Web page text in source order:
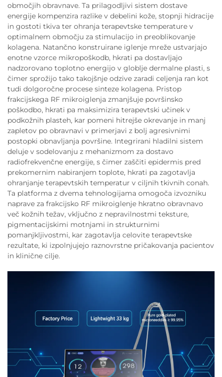
območjih obravnave. Ta prilagodljivi sistem dostave
energije kompenzira razlike v debelini kože, stopnji hidracije
in gostoti tkiva ter ohranja terapevtske temperature v
optimalnem območju za stimulacijo in preoblikovanje
kolagena. Natančno konstruirane iglenje mreže ustvarjajo
enotne vzorce mikropoškodb, hkrati pa dostavljajo
nadzorovano toplotno energijo v globlje dermalne plasti, s
čimer sprožijo tako takojšnje odzive zaradi celjenja ran kot
tudi dolgoročne procese sinteze kolagena. Pristop
frakcijskega RF mikroiglenja zmanjšuje površinsko
poškodbo, hkrati pa maksimizira terapevtski učinek v
podkožnih plasteh, kar pomeni hitrejše okrevanje in manj
zapletov po obravnavi v primerjavi z bolj agresivnimi
postopki obnavljanja površine. Integrirani hladilni sistem
deluje v sodelovanju z mehanizmom za dostavo
radiofrekvenčne energije, s čimer zaščiti epidermis pred
prekomernim nabiranjem toplote, hkrati pa zagotavlja
ohranjanje terapevtskih temperatur v ciljnih tkivnih conah.
Ta platforma z dvema tehnologijama omogoča izvozniku
naprave za frakcijsko RF mikroiglenje hkratno obravnavo
več kožnih težav, vključno z nepravilnostmi teksture,
pigmentacijskimi motnjami in strukturnimi
pomanjkljivostmi, kar zagotavlja celovite terapevtske
rezultate, ki izpolnjujejo raznovrstne pričakovanja pacientov
in klinične cilje.